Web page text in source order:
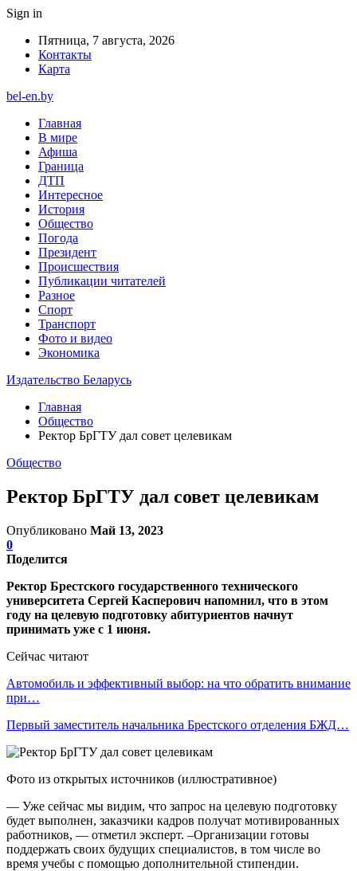
Sign in
Пятница, 7 августа, 2026
Контакты
Карта
bel-en.by
Главная
В мире
Афиша
Граница
ДТП
Интересное
История
Общество
Погода
Президент
Происшествия
Публикации читателей
Разное
Спорт
Транспорт
Фото и видео
Экономика
Издательство Беларусь
Главная
Общество
Ректор БрГТУ дал совет целевикам
Общество
Ректор БрГТУ дал совет целевикам
Опубликовано Май 13, 2023
0
Поделится
Ректор Брестского государственного технического
университета Сергей Касперович напомнил, что в этом
году на целевую подготовку абитуриентов начнут
принимать уже с 1 июня.
Сейчас читают
Автомобиль и эффективный выбор: на что обратить внимание
при…
Первый заместитель начальника Брестского отделения БЖД…
Фото из открытых источников (иллюстративное)
— Уже сейчас мы видим, что запрос на целевую подготовку
будет выполнен, заказчики кадров получат мотивированных
работников, — отметил эксперт. –Организации готовы
поддержать своих будущих специалистов, в том числе во
время учебы с помощью дополнительной стипендии.